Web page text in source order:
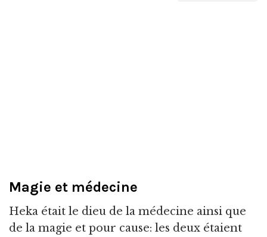
Magie et médecine
Heka était le dieu de la médecine ainsi que
de la magie et pour cause: les deux étaient